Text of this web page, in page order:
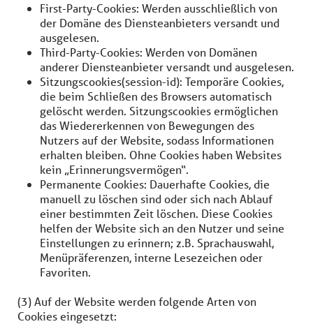
First-Party-Cookies: Werden ausschließlich von
der Domäne des Diensteanbieters versandt und
ausgelesen.
Third-Party-Cookies: Werden von Domänen
anderer Diensteanbieter versandt und ausgelesen.
Sitzungscookies(session-id): Temporäre Cookies,
die beim Schließen des Browsers automatisch
gelöscht werden. Sitzungscookies ermöglichen
das Wiedererkennen von Bewegungen des
Nutzers auf der Website, sodass Informationen
erhalten bleiben. Ohne Cookies haben Websites
kein „Erinnerungsvermögen“.
Permanente Cookies: Dauerhafte Cookies, die
manuell zu löschen sind oder sich nach Ablauf
einer bestimmten Zeit löschen. Diese Cookies
helfen der Website sich an den Nutzer und seine
Einstellungen zu erinnern; z.B. Sprachauswahl,
Menüpräferenzen, interne Lesezeichen oder
Favoriten.
(3) Auf der Website werden folgende Arten von
Cookies eingesetzt: